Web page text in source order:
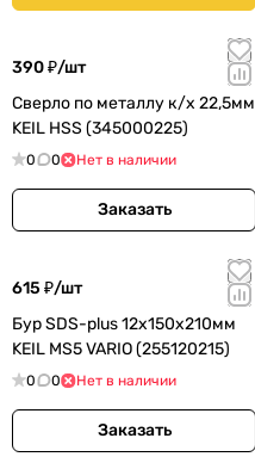
390 ₽/шт
Сверло по металлу к/х 22,5мм
KEIL HSS (345000225)
0 0 Нет в наличии
Заказать
615 ₽/шт
Бур SDS-plus 12х150х210мм
KEIL MS5 VARIO (255120215)
0 0 Нет в наличии
Заказать